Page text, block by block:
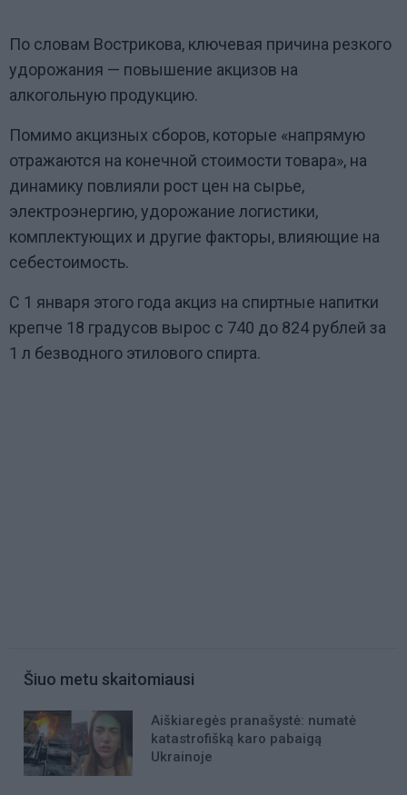
По словам Вострикова, ключевая причина резкого
удорожания — повышение акцизов на
алкогольную продукцию.
Помимо акцизных сборов, которые «напрямую
отражаются на конечной стоимости товара», на
динамику повлияли рост цен на сырье,
электроэнергию, удорожание логистики,
комплектующих и другие факторы, влияющие на
себестоимость.
С 1 января этого года акциз на спиртные напитки
крепче 18 градусов вырос с 740 до 824 рублей за
1 л безводного этилового спирта.
Šiuo metu skaitomiausi
Aiškiaregės pranašystė: numatė
katastrofišką karo pabaigą
Ukrainoje